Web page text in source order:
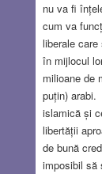
nu va fi
cum va
liberale
în mijlocul
milioane de
puțin)
islamică și
libertății
de bună
imposibil să